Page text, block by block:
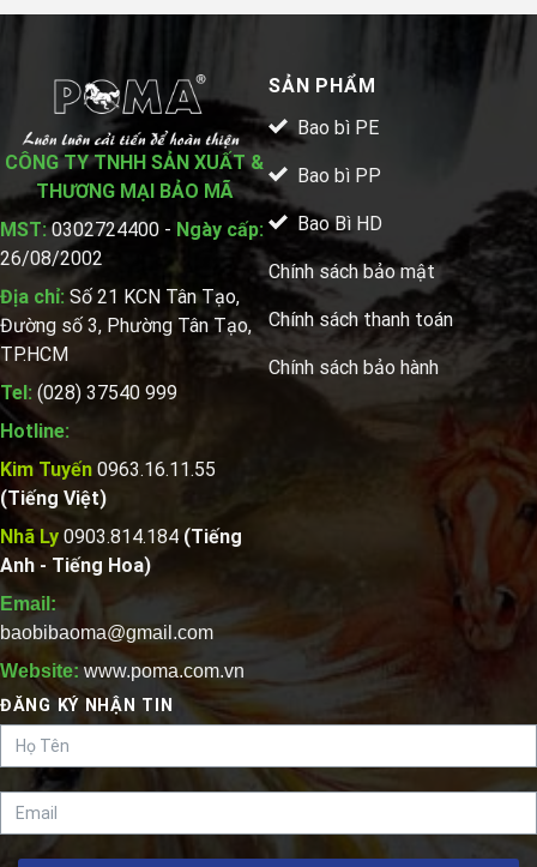
CÔNG TY TNHH SẢN XUẤT &
THƯƠNG MẠI BẢO MÃ
MST:0302724400 - Ngày cấp:
26/08/2002
Địa chỉ: Số 21 KCN Tân Tạo,
Đường số 3, Phường Tân Tạo,
TP.HCM
Tel: (028) 37540 999
Hotline:
Kim Tuyến 0963.16.11.55
(Tiếng Việt)
Nhã Ly 0903.814.184 (Tiếng
Anh - Tiếng Hoa)
Email:
baobibaoma@gmail.com
Website:www.poma.com.vn
SẢN PHẨM
Bao bì PE
Bao bì PP
Bao Bì HD
Chính sách bảo mật
Chính sách thanh toán
Chính sách bảo hành
ĐĂNG KÝ NHẬN TIN